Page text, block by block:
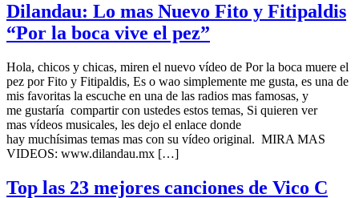
Dilandau: Lo mas Nuevo Fito y Fitipaldis
“Por la boca vive el pez”
Hola, chicos y chicas, miren el nuevo vídeo de Por la boca muere el
pez por Fito y Fitipaldis, Es o wao simplemente me gusta, es una de
mis favoritas la escuche en una de las radios mas famosas, y
me gustaría compartir con ustedes estos temas, Si quieren ver
mas vídeos musicales, les dejo el enlace donde
hay muchísimas temas mas con su vídeo original. MIRA MAS
VIDEOS: www.dilandau.mx […]
Top las 23 mejores canciones de Vico C